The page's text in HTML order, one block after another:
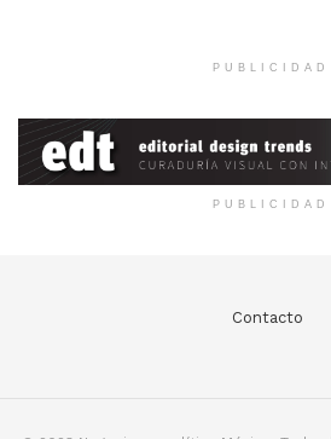
PUBLICIDAD
PUBLICIDAD
Contacto